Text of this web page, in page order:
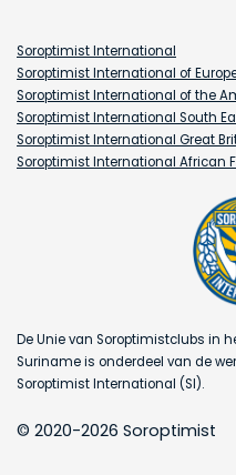
Soroptimist International
Soroptimist International of
Soroptimist International of the
Soroptimist International South
Soroptimist International Great
Soroptimist International African
De Unie van Soroptimistclubs in
Suriname is onderdeel van de
Soroptimist International (SI).
© 2020-2026 Soroptimist